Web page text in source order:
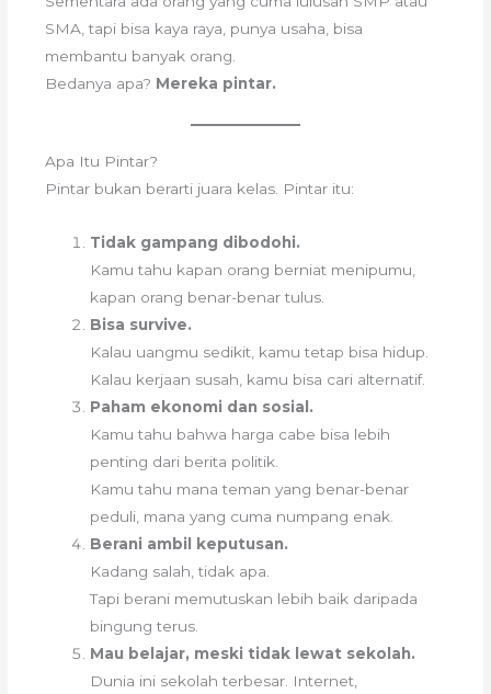
SMA, tapi bisa kaya raya, punya usaha, bisa
membantu banyak orang.
Bedanya apa? Mereka pintar.
Apa Itu Pintar?
Pintar bukan berarti juara kelas. Pintar itu:
Tidak gampang dibodohi.
Kamu tahu kapan orang berniat menipumu,
kapan orang benar-benar tulus.
Bisa survive.
Kalau uangmu sedikit, kamu tetap bisa hidup.
Kalau kerjaan susah, kamu bisa cari alternatif.
Paham ekonomi dan sosial.
Kamu tahu bahwa harga cabe bisa lebih
penting dari berita politik.
Kamu tahu mana teman yang benar-benar
peduli, mana yang cuma numpang enak.
Berani ambil keputusan.
Kadang salah, tidak apa.
Tapi berani memutuskan lebih baik daripada
bingung terus.
Mau belajar, meski tidak lewat sekolah.
Dunia ini sekolah terbesar. Internet,